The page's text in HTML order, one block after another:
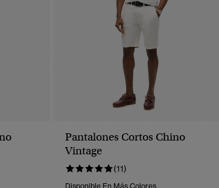
Pantalones Cortos Chino
Vintage
(11)
Disponible En Más Colores